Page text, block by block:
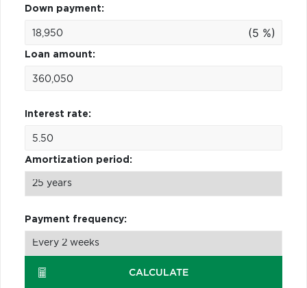
Down payment:
(5 %)
Loan amount:
Interest rate:
Amortization period:
Payment frequency:
CALCULATE